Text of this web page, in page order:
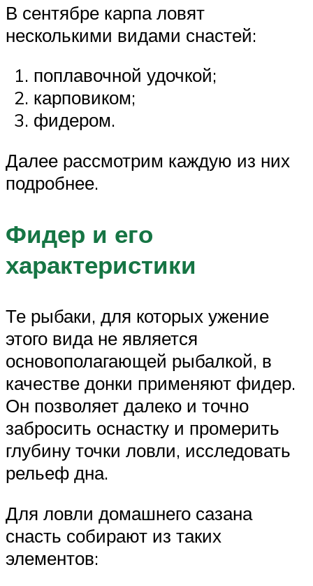
В сентябре карпа ловят
несколькими видами снастей:
поплавочной удочкой;
карповиком;
фидером.
Далее рассмотрим каждую из них
подробнее.
Фидер и его
характеристики
Те рыбаки, для которых ужение
этого вида не является
основополагающей рыбалкой, в
качестве донки применяют фидер.
Он позволяет далеко и точно
забросить оснастку и промерить
глубину точки ловли, исследовать
рельеф дна.
Для ловли домашнего сазана
снасть собирают из таких
элементов: